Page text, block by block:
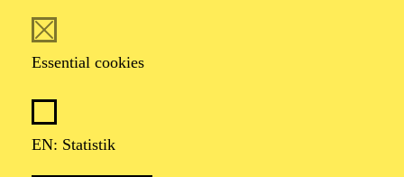
Essential cookies
EN: Statistik
PHILHARMONIE ENTDECKEN ·
KOMPOSITIONSPROJEKT
ERZÄHLT
WEITERFÜHRENDE SCHULEN